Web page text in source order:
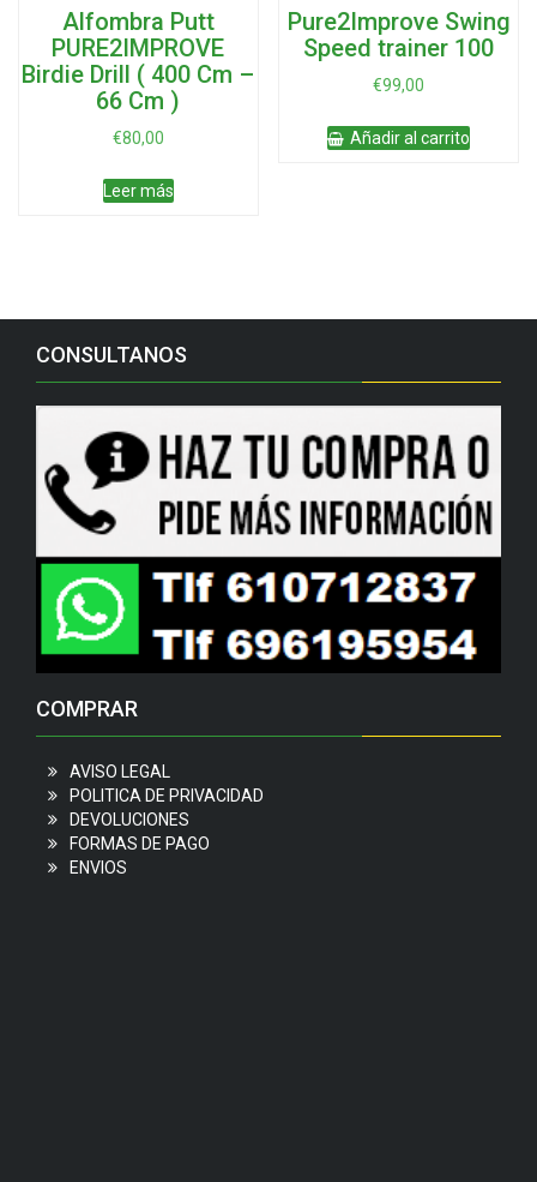
Alfombra Putt
PURE2IMPROVE
Birdie Drill ( 400 Cm –
66 Cm )
€80,00
Leer más
Pure2Improve Swing
Speed trainer 100
€99,00
Añadir al carrito
CONSULTANOS
COMPRAR
AVISO LEGAL
POLITICA DE PRIVACIDAD
DEVOLUCIONES
FORMAS DE PAGO
ENVIOS